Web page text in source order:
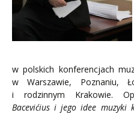
w polskich konferencjach
w Warszawie, Poznaniu,
i rodzinnym Krakowie.
Bacevićius i jego idee muzyki